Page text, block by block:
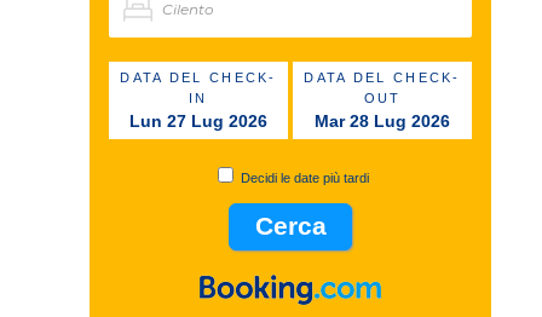
DATA DEL CHECK-
IN
Lun 27 Lug 2026
DATA DEL CHECK-
OUT
Mar 28 Lug 2026
Decidi le date più tardi